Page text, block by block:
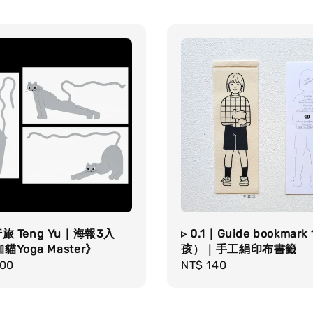
Teng Yu｜海報3入
貓Yoga Master》
▹ 0.1｜Guide bookmark
孩）｜手工絹印布書籤
Regular
NT$ 140